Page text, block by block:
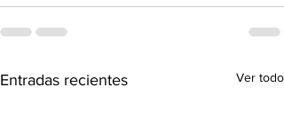
Entradas recientes Ver todo